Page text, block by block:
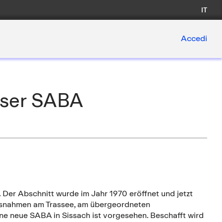
IT
Accedi
SABA
Abschnitt wurde im Jahr 1970 eröffnet und jetzt
am Trassee, am übergeordneten
neue SABA in Sissach ist vorgesehen. Beschafft wird